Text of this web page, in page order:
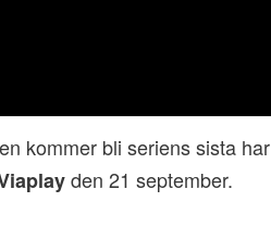
kommer bli seriens sista har
den 21 september.